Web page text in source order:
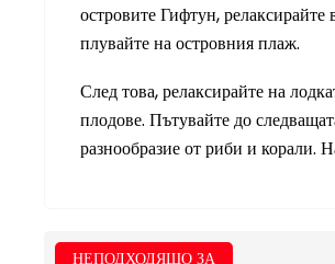
островите Гифтун,
плувайте на островния плаж.
След това, релаксирайте на
плодове. Пътувайте до
разнообразие от риби и корали.
НЕПОДХОДЯЩО ЗА